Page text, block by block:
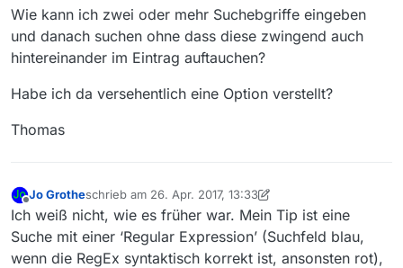
Wie kann ich zwei oder mehr Suchebgriffe eingeben
und danach suchen ohne dass diese zwingend auch
hintereinander im Eintrag auftauchen?
Habe ich da versehentlich eine Option verstellt?
Thomas
Offline
Jo Grotheschrieb am 26. Apr. 2017, 13:33
zuletzt editiert von Jo Grothe
Ich weiß nicht, wie es früher war. Mein Tip ist eine
Suche mit einer ‘Regular Expression’ (Suchfeld blau,
wenn die RegEx syntaktisch korrekt ist, ansonsten rot),